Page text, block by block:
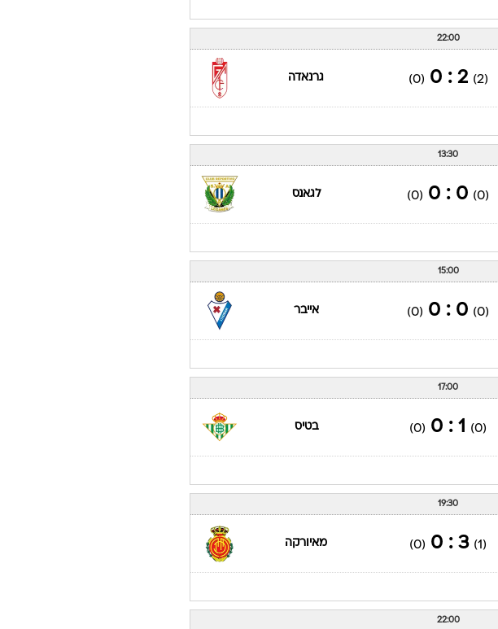
22:00
(2)
2 : 0
(0) גרנאדה
13:30
(0)
0 : 0
(0) לגאנס
15:00
(0)
0 : 0
(0) אייבר
17:00
(0)
1 : 0
(0) בטיס
19:30
(1)
3 : 0
(0) מאיורקה
22:00